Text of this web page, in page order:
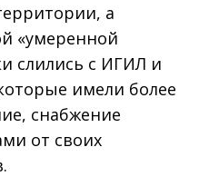
а
«умеренной
слились с ИГИЛ и
имели более
снабжение
от своих